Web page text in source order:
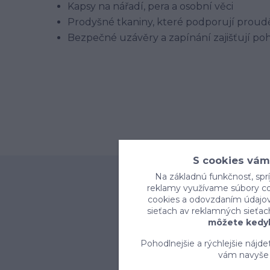
Kapsy na nářadí, pera a osobní věci
Prodyšné tkaniny, které podporují
Bezpečné uzávěry a zapínání zajišťují
S cookies
Na základnú funkčnosť,
reklamy využívame súbory
cookies a odovzdaním
sieťach av reklamných
môžete
Pohodlnejšie a rýchlejšie
vám